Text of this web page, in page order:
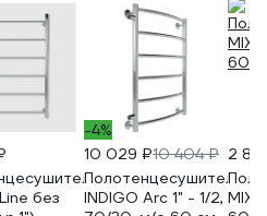
без
-4%
10 029 ₽10 404 ₽
Полотенцесушитель
INDIGO Arc 1" - 1/2,
2